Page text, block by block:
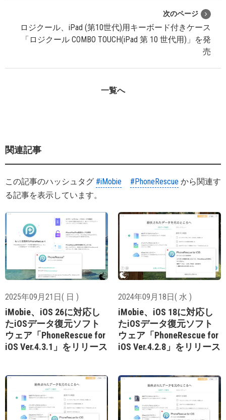
次のページ
ロジクール、iPad (第10世代)用キーボード付きケース
「ロジクール COMBO TOUCH(iPad 第 10 世代用)」を発
売
一覧へ
関連記事
この記事のハッシュタグ #iMobie #PhoneRescue から関連す
る記事を表示しています。
2025年09月21日( 日 )
iMobie、iOS 26に対応し
たiOSデータ復元ソフト
ウェア「PhoneRescue for
iOS Ver.4.3.1」をリリース
2024年09月18日( 水 )
iMobie、iOS 18に対応し
たiOSデータ復元ソフト
ウェア「PhoneRescue for
iOS Ver.4.2.8」をリリース